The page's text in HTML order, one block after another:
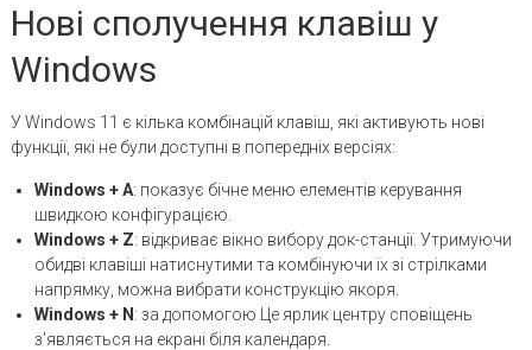
Нові сполучення клавіш у
Windows
У Windows 11 є кілька комбінацій клавіш, які активують нові
функції, які не були доступні в попередніх версіях:
Windows +A: показує бічне меню елементів керування
швидкою конфігурацією.
Windows + Z: відкриває вікно вибору док-станції. Утримуючи
обидві клавіші натиснутими та комбінуючи їх зі стрілками
напрямку, можна вибрати конструкцію якоря.
Windows + N : за допомогою Це ярлик центру сповіщень
з’являється на екрані біля календаря.